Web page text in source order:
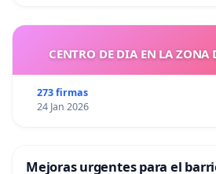
CENTRO DE DIA EN LA ZONA
273 firmas
24 Jan 2026
Mejoras urgentes para el